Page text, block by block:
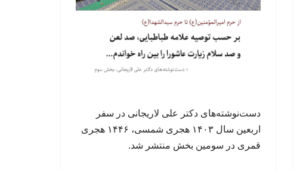
دست‌نوشته‌های دکتر علی لاریجانی در سفر
اربعین سال ۱۴۰۳ هجری شمسی، ۱۴۴۶ هجری
قمری در سومین بخش منتشر شد.